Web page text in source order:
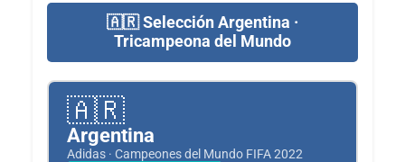
🇦🇷 Selección Argentina ·
Tricampeona del Mundo
🇦🇷
Argentina
Adidas · Campeones del Mundo FIFA 2022